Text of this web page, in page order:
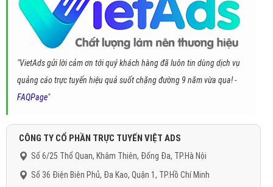
"VietAds gửi lời cảm ơn tới quý khách hàng đã luôn tin dùng dịch vụ
quảng cáo trực tuyến hiệu quả suốt chặng đường 9 năm vừa qua! -
FAQPage"
CÔNG TY CỔ PHẦN TRỰC TUYẾN VIỆT ADS
Số 6/25 Thổ Quan, Khâm Thiên, Đống Đa, TP.Hà Nội
Số 36 Điện Biên Phủ, Đa Kao, Quận 1, TP.Hồ Chí Minh